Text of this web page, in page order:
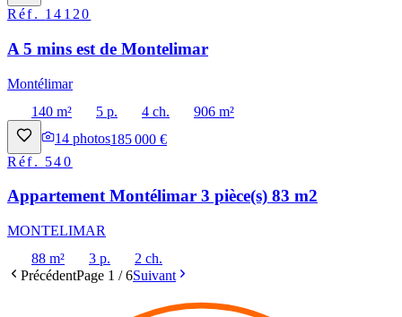
Réf. 14120
A 5 mins est de Montelimar
Montélimar
140 m²
5 p. 4 ch.
906 m²
14 photos185 000 €
Réf. 540
Appartement Montélimar 3 pièce(s) 83 m2
MONTELIMAR
88 m²
3 p.
2 ch.
PrécédentPage 1 /6Suivant